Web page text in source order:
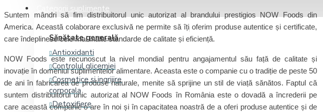
Categorii suplimente
Sănătate generală
Antioxidanti
Controlul glicemiei
Cosmetice si ingrijire
corporala
Detoxifiere
Suntem mândri să fim distribuitorul unic autorizat al brandului prestigios NOW Foods din
America. Această colaborare exclusivă ne permite să îți oferim produse autentice și certificate,
care îndeplinesc cele mai înalte standarde de calitate și eficiență.
NOW Foods este recunoscut la nivel mondial pentru angajamentul său față de calitate și
inovație în domeniul suplimentelor alimentare. Aceasta este o companie cu o tradiție de peste 50
de ani în fabricarea de produse naturale, menite să sprijine un stil de viață sănătos. Faptul că
suntem distribuitorul unic autorizat al NOW Foods în România este o dovadă a încrederii pe
care această companie o are în noi și în capacitatea noastră de a oferi produse autentice și de